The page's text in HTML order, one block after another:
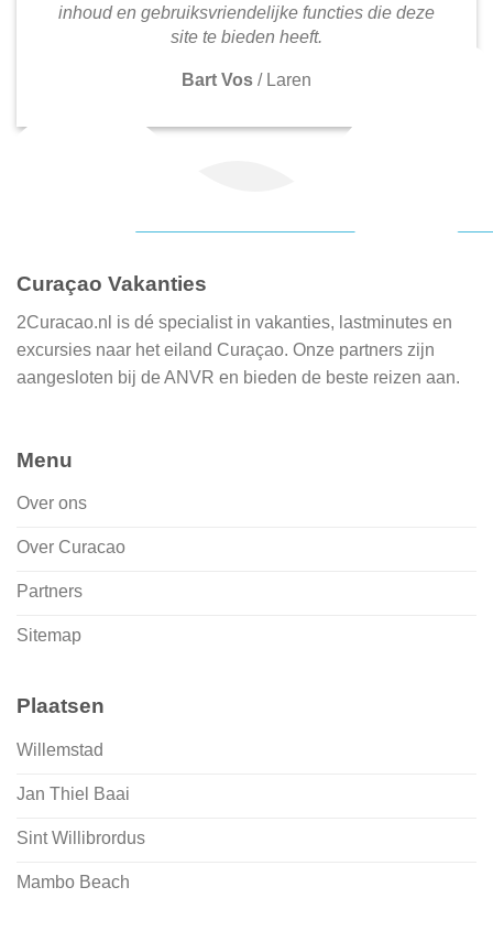
inhoud en gebruiksvriendelijke functies die deze
site te bieden heeft.
Bart Vos / Laren
Curaçao Vakanties
2Curacao.nl is dé specialist in vakanties, lastminutes en
excursies naar het eiland Curaçao. Onze partners zijn
aangesloten bij de ANVR en bieden de beste reizen aan.
Menu
Over ons
Over Curacao
Partners
Sitemap
Plaatsen
Willemstad
Jan Thiel Baai
Sint Willibrordus
Mambo Beach